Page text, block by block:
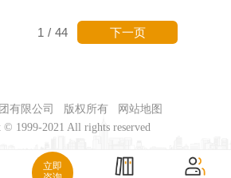
1 / 44 下一页
有限公司 版权所有
网站地图
© 1999-2021 All rights reserved
立即